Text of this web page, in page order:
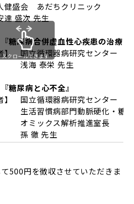
健盛会 あだちクリニック
盛次 先生
『糖尿病合併虚血性心疾患の治療
】 国立循環器病研究センター
泰栄 先生
『糖尿病と心不全』
】 国立循環器病研究センター
慣病部門動脈硬化・糖尿
クス解析推進室長
先生
スクロールできます
500円を徴収させていただきま